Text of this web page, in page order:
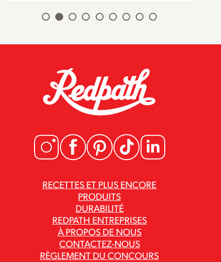
RECETTES ET PLUS ENCORE
PRODUITS
DURABILITÉ
REDPATH ENTREPRISES
À PROPOS DE NOUS
CONTACTEZ-NOUS
RÈGLEMENT DU CONCOURS